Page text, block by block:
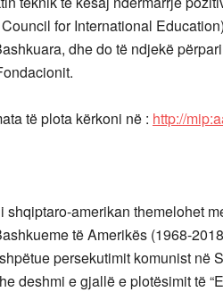
for International
dhe do të ndjekë
të plota kërkoni në : http://
shqiptaro-amerikan themelohet
të Amerikës (1968-
persekutimit komunist
deshmi e gjallë e plotësimit të